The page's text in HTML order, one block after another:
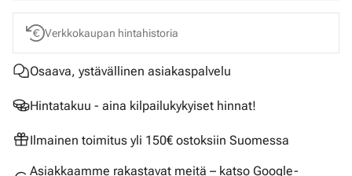
Verkkokaupan hintahistoria
Osaava, ystävällinen asiakaspalvelu
Hintatakuu - aina kilpailukykyiset hinnat!
Ilmainen toimitus yli 150€ ostoksiin Suomessa
Asiakkaamme rakastavat meitä – katso Google-